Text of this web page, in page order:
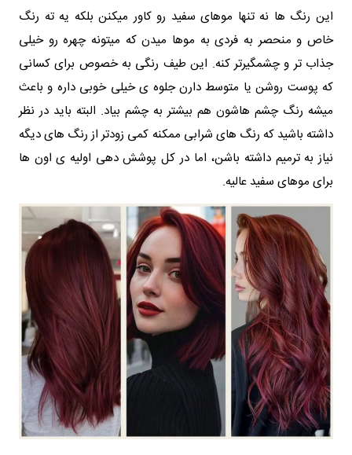
این رنگ‌ ها نه تنها موهای سفید رو کاور میکنن بلکه یه ته رنگ
خاص و منحصر به فردی به موها میدن که میتونه چهره رو خیلی
جذاب‌ تر و چشمگیرتر کنه. این طیف رنگی به خصوص برای کسانی
که پوست روشن یا متوسط دارن جلوه‌ ی خیلی خوبی داره و باعث
میشه رنگ چشم‌ هاشون هم بیشتر به چشم بیاد. البته باید در نظر
داشته باشید که رنگ‌ های شرابی ممکنه کمی زودتر از رنگ‌ های دیگه
نیاز به ترمیم داشته باشن، اما در کل پوشش‌ دهی اولیه‌ ی اون‌ ها
برای موهای سفید عالیه.